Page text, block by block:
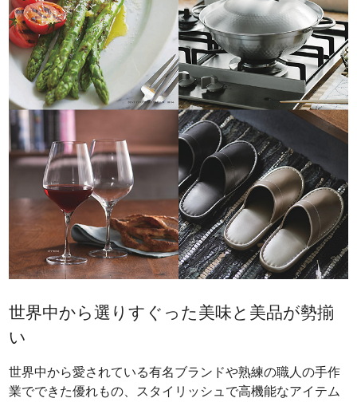
世界中から選りすぐった美味と美品が勢揃
い
世界中から愛されている有名ブランドや熟練の職人の手作
業でできた優れもの、スタイリッシュで高機能なアイテム